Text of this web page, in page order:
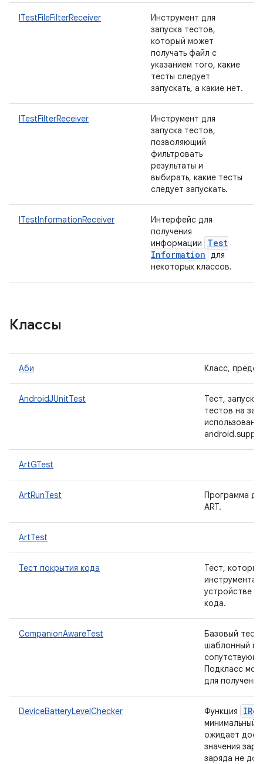
ITestFileFilterReceiver
Инструмент для
запуска тестов,
который может
получать файл с
указанием того, какие
тесты следует
запускать, а какие нет.
ITestFilterReceiver
Инструмент для
запуска тестов,
позволяющий
фильтровать
результаты и
выбирать, какие тесты
следует запускать.
ITestInformationReceiver
Интерфейс для
получения
информации
Test
Information для
некоторых классов.
Классы
Аби Класс,
AndroidJUnitTest
Тест,
тестов на
ArtGTest
ArtRunTest
Программа
ART.
ArtTest
Тест покрытия кода
Тест,
устройстве и
кода.
CompanionAwareTest
Базовый
шаблонный
Подкласс
для
DeviceBatteryLevelChecker Функция
минимальный
ожидает
значения
заряда не